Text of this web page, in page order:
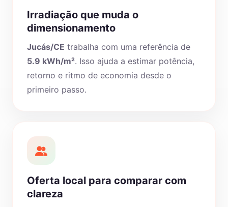
Irradiação que muda o
dimensionamento
Jucás/CE trabalha com uma referência de
5.9 kWh/m². Isso ajuda a estimar potência,
retorno e ritmo de economia desde o
primeiro passo.
Oferta local para comparar com
clareza